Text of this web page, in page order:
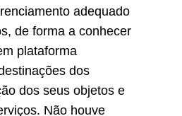
adequado
de forma a conhecer
plataforma
dos
dos seus objetos e
Não houve